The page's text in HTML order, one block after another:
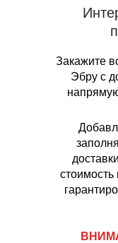
Закажите
Эбру с